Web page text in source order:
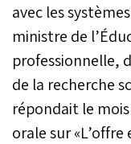
avec les
ministre de
professionnelle,
de la recherche
répondait le
orale sur